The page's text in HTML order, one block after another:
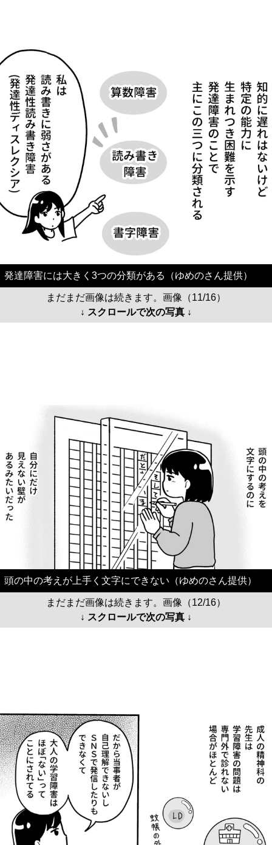
発達障害には大きく3つの分類がある（ゆめのさん提供）
まだまだ画像は続きます。画像（11/16）
↓ スクロールで次の写真 ↓
頭の中の考えが上手く文字にできない（ゆめのさん提供）
まだまだ画像は続きます。画像（12/16）
↓ スクロールで次の写真 ↓